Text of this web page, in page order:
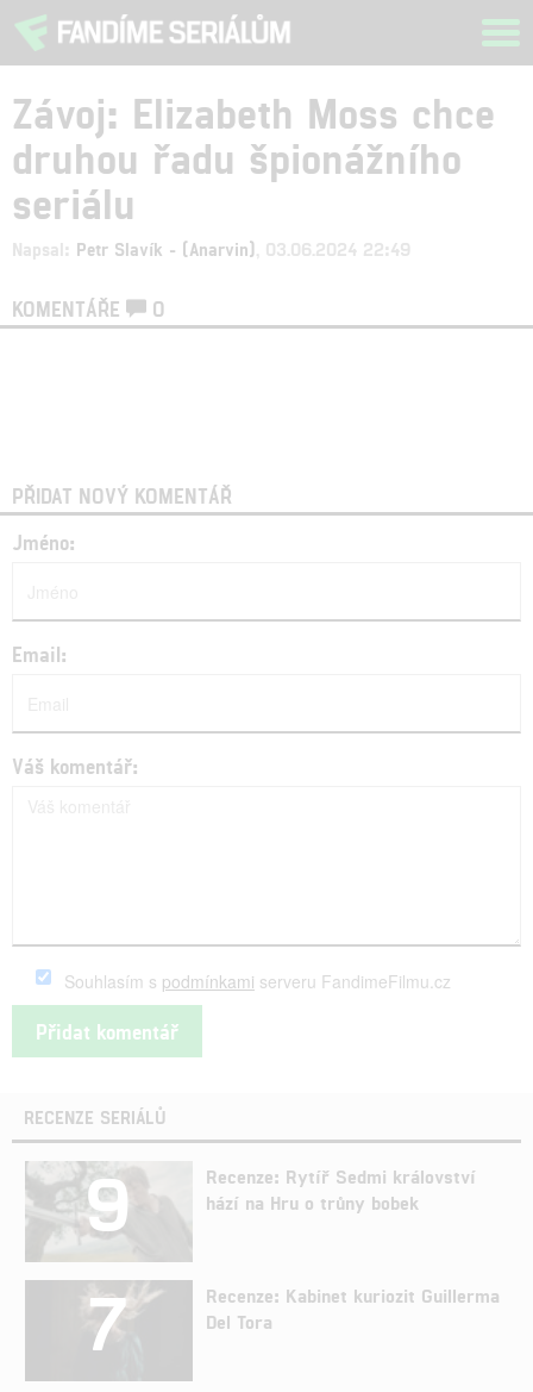
Závoj: Elizabeth Moss chce
druhou řadu špionážního
seriálu
Napsal: Petr Slavík - (Anarvin) , 03.06.2024 22:49
KOMENTÁŘE 0
PŘIDAT NOVÝ KOMENTÁŘ
Jméno:
Email:
Váš komentář:
Souhlasím s podmínkami serveru FandimeFilmu.cz
RECENZE SERIÁLŮ
9
Recenze: Rytíř Sedmi království
hází na Hru o trůny bobek
7
Recenze: Kabinet kuriozit Guillerma
Del Tora